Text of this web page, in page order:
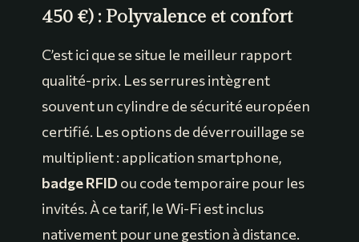
450 €) : Polyvalence et confort
C’est ici que se situe le meilleur rapport
qualité-prix. Les serrures intègrent
souvent un cylindre de sécurité européen
certifié. Les options de déverrouillage se
multiplient : application smartphone,
badge RFID ou code temporaire pour les
invités. À ce tarif, le Wi-Fi est inclus
nativement pour une gestion à distance.